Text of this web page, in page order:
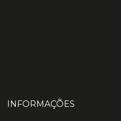
INFORMAÇÕES